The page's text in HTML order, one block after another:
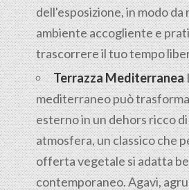
dell'esposizione, in modo da
ambiente accogliente e
trascorrere il tuo tempo
Terrazza Mediterranea
mediterraneo può
esterno in un dehors ricco
atmosfera, un classico che
offerta vegetale si adatta
contemporaneo. Agavi,